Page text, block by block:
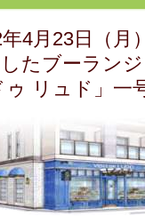
問い合わせ
年4月23日（月
たブーラン
ゥ リュド」一